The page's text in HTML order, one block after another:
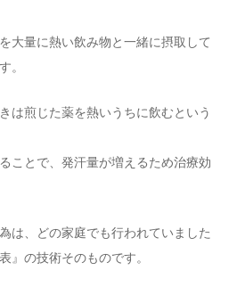
大量に熱い飲み物と一緒に摂取して
。
は煎じた薬を熱いうちに飲むという
ことで、発汗量が増えるため治療効
は、どの家庭でも行われていました
』の技術そのものです。